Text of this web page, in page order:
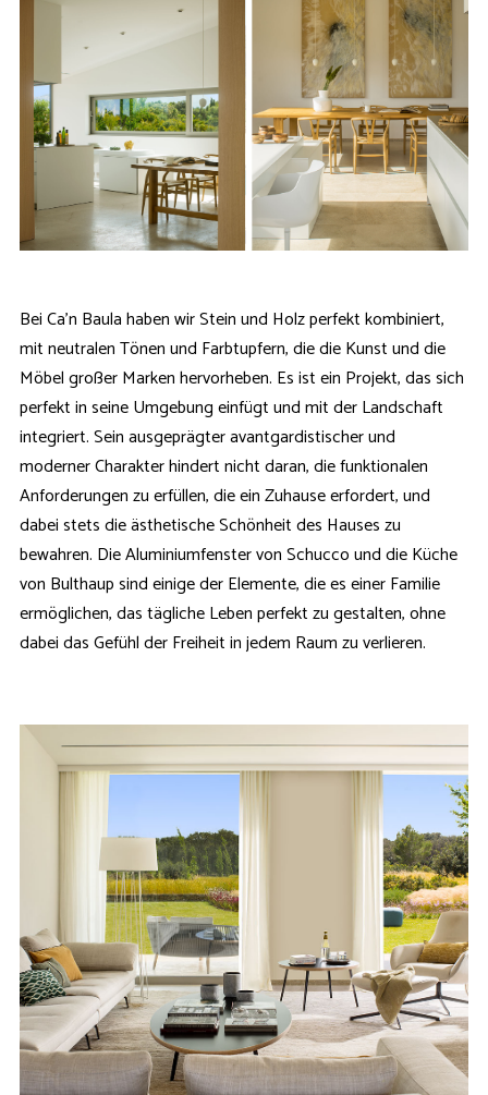
Bei Ca'n Baula haben wir Stein und Holz perfekt kombiniert,
mit neutralen Tönen und Farbtupfern, die die Kunst und die
Möbel großer Marken hervorheben. Es ist ein Projekt, das sich
perfekt in seine Umgebung einfügt und mit der Landschaft
integriert. Sein ausgeprägter avantgardistischer und
moderner Charakter hindert nicht daran, die funktionalen
Anforderungen zu erfüllen, die ein Zuhause erfordert, und
dabei stets die ästhetische Schönheit des Hauses zu
bewahren. Die Aluminiumfenster von Schucco und die Küche
von Bulthaup sind einige der Elemente, die es einer Familie
ermöglichen, das tägliche Leben perfekt zu gestalten, ohne
dabei das Gefühl der Freiheit in jedem Raum zu verlieren.